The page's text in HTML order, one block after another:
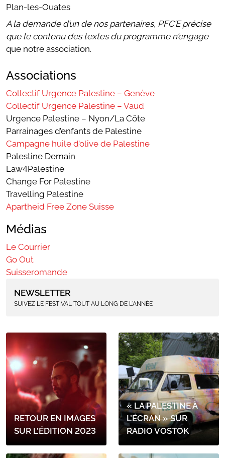
Plan-les-Ouates
A la demande d’un de nos partenaires, PFC’E précise
que le contenu des textes du programme n’engage
que notre association.
Associations
Collectif Urgence Palestine – Genève
Collectif Urgence Palestine – Vaud
Urgence Palestine – Nyon/La Côte
Parrainages d’enfants de Palestine
Campagne huile d’olive de Palestine
Palestine Demain
Law4Palestine
Change For Palestine
Travelling Palestine
Apartheid Free Zone Suisse
Médias
Le Courrier
Go Out
Suisseromande
NEWSLETTER
SUIVEZ LE FESTIVAL TOUT AU LONG DE L'ANNÉE
RETOUR EN IMAGES
SUR L’ÉDITION 2023
« LA PALESTINE À
L’ÉCRAN » SUR
RADIO VOSTOK
lien de désabonnement intégré dans chacun de nos mails.